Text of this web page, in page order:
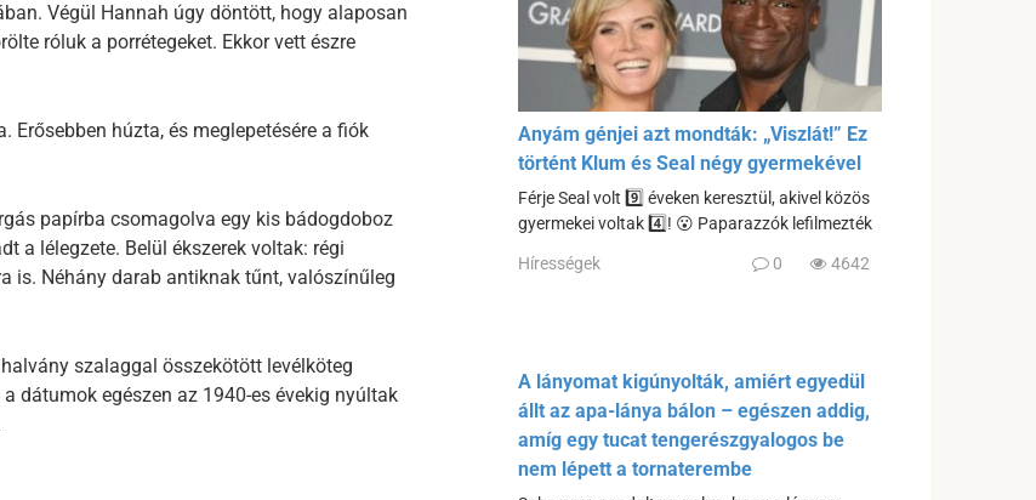
Végül Hannah úgy döntött, hogy alaposan
róluk a porrétegeket. Ekkor vett észre
Erősebben húzta, és meglepetésére a fiók
papírba csomagolva egy kis bádogdoboz
a lélegzete. Belül ékszerek voltak: régi
is. Néhány darab antiknak tűnt, valószínűleg
szalaggal összekötött levélköteg
dátumok egészen az 1940-es évekig nyúltak
Anyám génjei azt mondták: „Viszlát!” Ez
történt Klum és Seal négy gyermekével
Férje Seal volt 9️⃣ éveken keresztül, akivel közös
gyermekei voltak 4️⃣! 😮 Paparazzók lefilmezték
Hírességek 0 4642
A lányomat kigúnyolták, amiért egyedül
állt az apa-lánya bálon – egészen addig,
amíg egy tucat tengerészgyalogos be
nem lépett a tornaterembe